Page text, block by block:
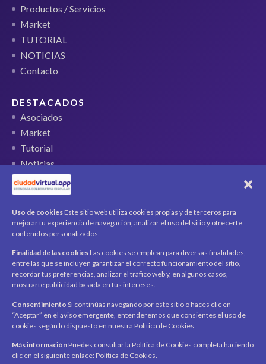
Uso de cookies Este sitio web utiliza cookies propias y de terceros para
mejorar tu experiencia de navegación, analizar el uso del sitio y ofrecerte
contenidos personalizados.
Finalidad de las cookies Las cookies se emplean para diversas finalidades,
entre las que se incluyen garantizar el correcto funcionamiento del sitio,
recordar tus preferencias, analizar el tráfico web y, en algunos casos,
mostrarte publicidad basada en tus intereses.
Consentimiento Si continúas navegando por este sitio o haces clic en
“Aceptar” en el aviso emergente, entenderemos que consientes el uso de
cookies según lo dispuesto en nuestra Política de Cookies.
Más información Puedes consultar la Política de Cookies completa haciendo
clic en el siguiente enlace: Política de Cookies.
Productos / Servicios
Market
TUTORIAL
NOTICIAS
Contacto
DESTACADOS
Asociados
Market
Tutorial
Noticias
QR Ticket
CUENTA
Mi cuenta
Productos / Servicios
Asociados
Acerca deContactoNoticias
SÍGUENOS
Encuéntranos en redes sociales y mantente al día con
novedades y promociones.